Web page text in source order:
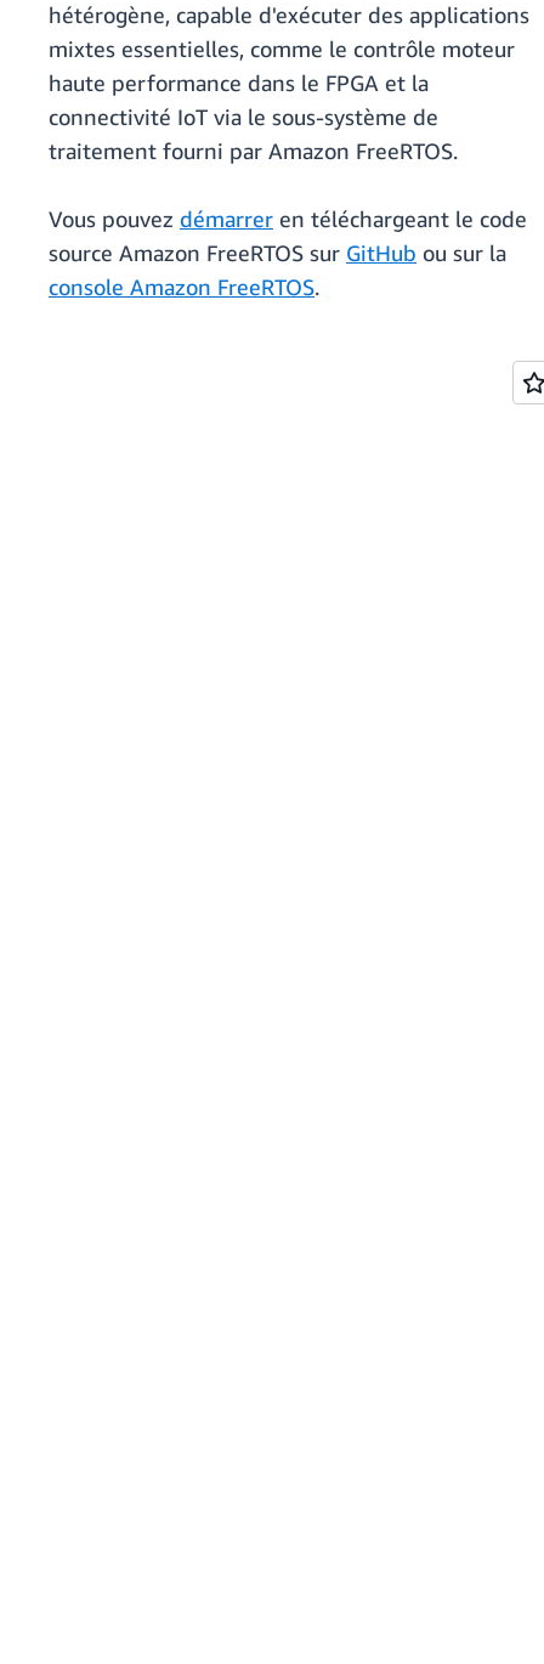
hétérogène, capable d'exécuter des applications
mixtes essentielles, comme le contrôle moteur
haute performance dans le FPGA et la
connectivité IoT via le sous-système de
traitement fourni par Amazon FreeRTOS.
Vous pouvez démarrer en téléchargeant le code
source Amazon FreeRTOS sur GitHub ou sur la
console Amazon FreeRTOS.